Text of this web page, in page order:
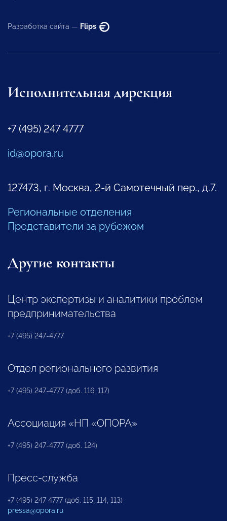
Разработка сайта — Flips
Исполнительная дирекция
+7 (495) 247 4777
id@opora.ru
127473, г. Москва, 2-й Самотечный пер., д.7.
Региональные отделения
Представители за рубежом
Другие контакты
Центр экспертизы и аналитики проблем
предпринимательства
+7 (495) 247-4777
Отдел регионального развития
+7 (495) 247-4777 (доб. 116, 117)
Ассоциация «НП «ОПОРА»
+7 (495) 247-4777 (доб. 124)
Пресс-служба
+7 (495) 247 4777 (доб. 115, 114, 113)
pressa@opora.ru